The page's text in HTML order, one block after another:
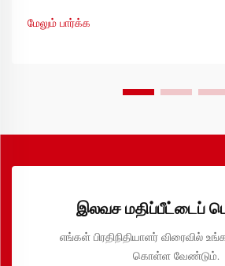
மேலும் பார்க்க
இலவச மதிப்பீட்டைப்
எங்கள் பிரதிநிதியாளர் விரைவில்
கொள்ள வேண்டும்.